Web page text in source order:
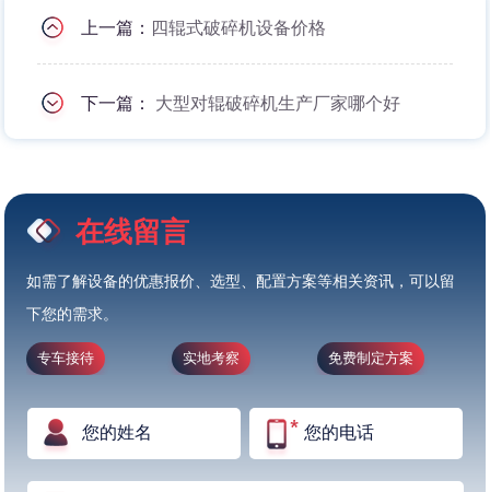
上一篇： 四辊式破碎机设备价格
下一篇： 大型对辊破碎机生产厂家哪个好
在线留言
如需了解设备的优惠报价、选型、配置方案等相关资讯，可以留
下您的需求。
专车接待 实地考察 免费制定方案